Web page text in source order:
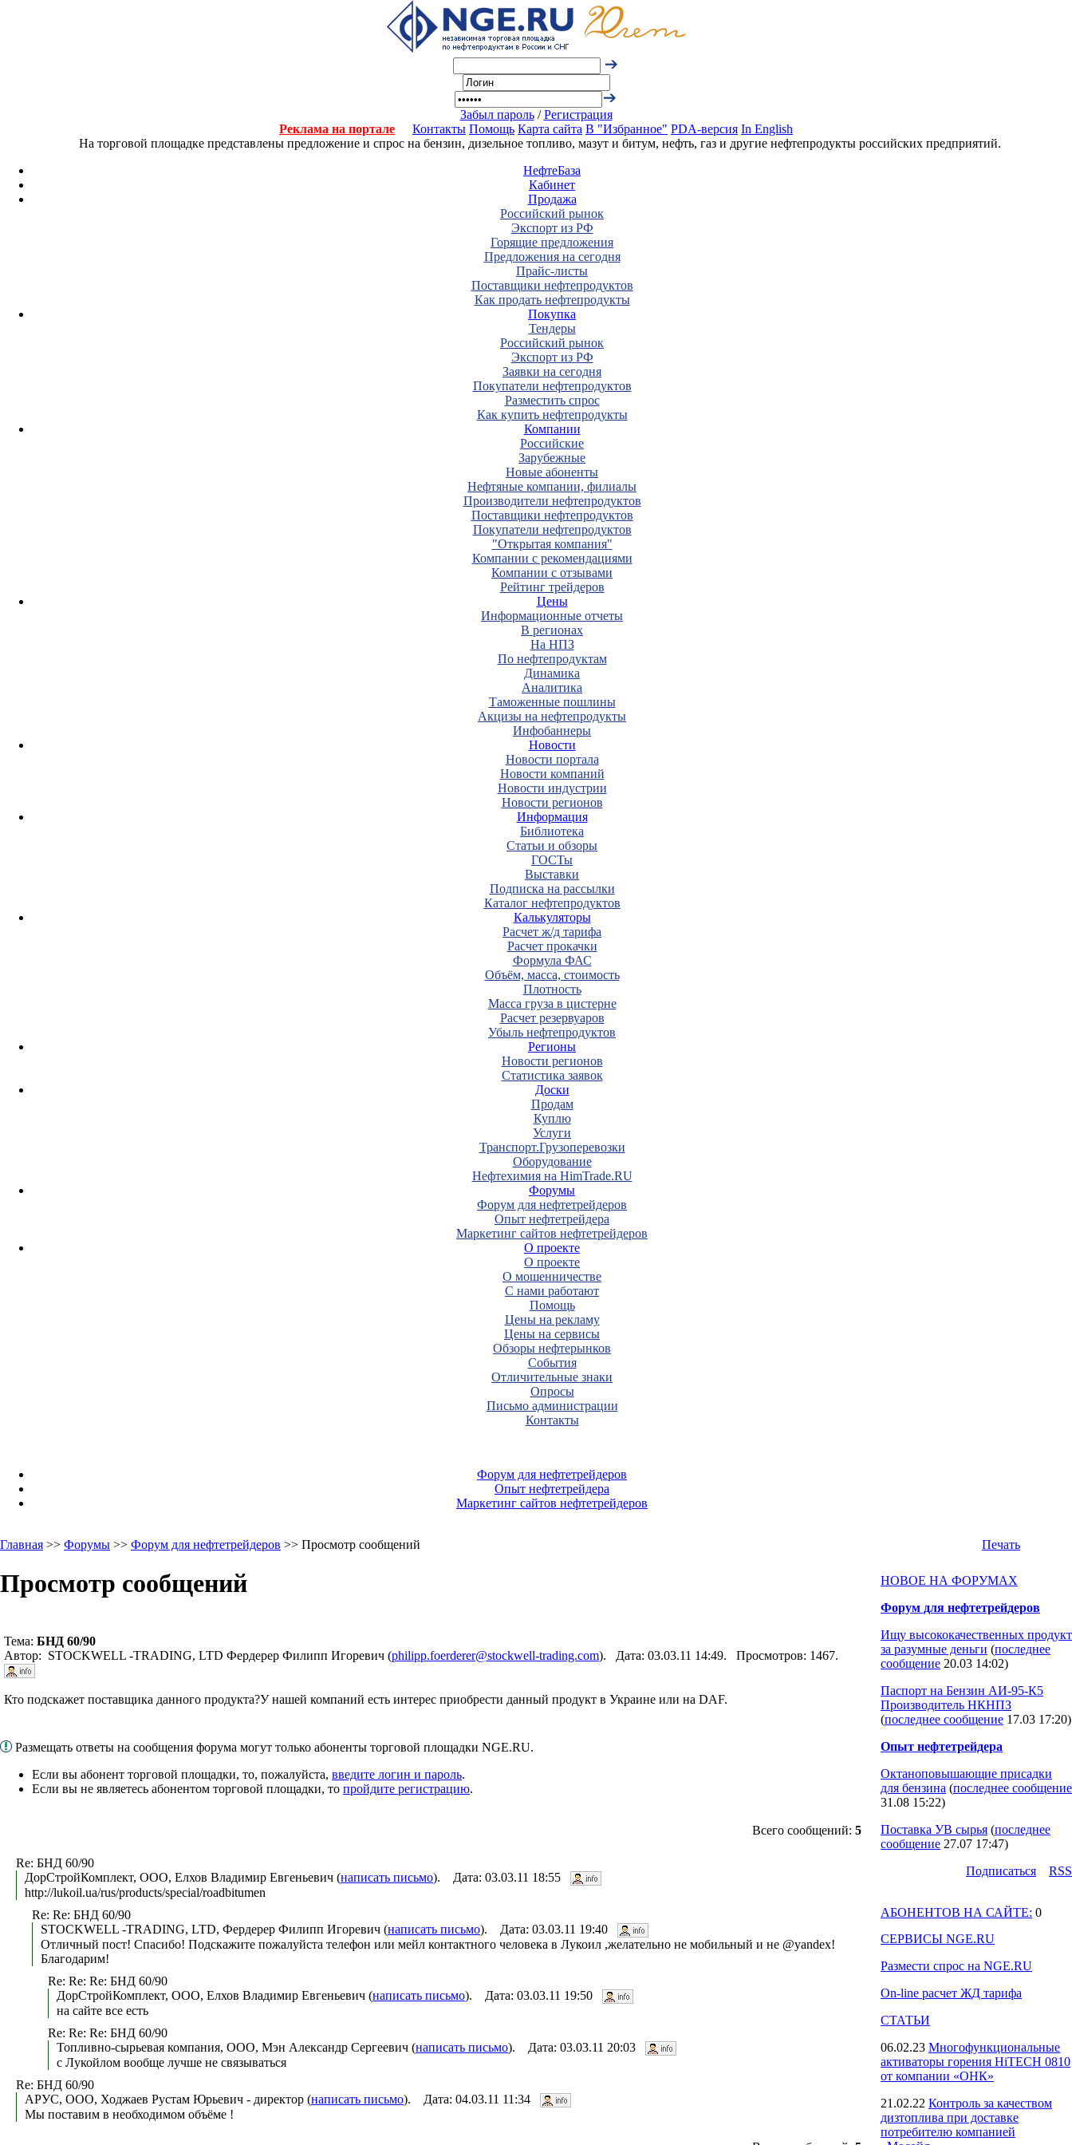
Забыл пароль/Регистрация
Реклама на портале
Контакты Помощь Карта сайта В "Избранное" PDA-версия In English
На торговой площадке представлены предложение и спрос на бензин, дизельное топливо, мазут и битум, нефть, газ и другие нефтепродукты российских предприятий.
НефтеБаза
Кабинет
Продажа
Российский рынок
Экспорт из РФ
Горящие предложения
Предложения на сегодня
Прайс-листы
Поставщики нефтепродуктов
Как продать нефтепродукты
Покупка
Тендеры
Российский рынок
Экспорт из РФ
Заявки на сегодня
Покупатели нефтепродуктов
Разместить спрос
Как купить нефтепродукты
Компании
Российские
Зарубежные
Новые абоненты
Нефтяные компании, филиалы
Производители нефтепродуктов
Поставщики нефтепродуктов
Покупатели нефтепродуктов
"Открытая компания"
Компании с рекомендациями
Компании с отзывами
Рейтинг трейдеров
Цены
Информационные отчеты
В регионах
На НПЗ
По нефтепродуктам
Динамика
Аналитика
Таможенные пошлины
Акцизы на нефтепродукты
Инфобаннеры
Новости
Новости портала
Новости компаний
Новости индустрии
Новости регионов
Информация
Библиотека
Статьи и обзоры
ГОСТы
Выставки
Подписка на рассылки
Каталог нефтепродуктов
Калькуляторы
Расчет ж/д тарифа
Расчет прокачки
Формула ФАС
Объём, масса, стоимость
Плотность
Масса груза в цистерне
Расчет резервуаров
Убыль нефтепродуктов
Регионы
Новости регионов
Статистика заявок
Доски
Продам
Куплю
Услуги
Транспорт.Грузоперевозки
Оборудование
Нефтехимия на HimTrade.RU
Форумы
Форум для нефтетрейдеров
Опыт нефтетрейдера
Маркетинг сайтов нефтетрейдеров
О проекте
О проекте
О мошенничестве
С нами работают
Помощь
Цены на рекламу
Цены на сервисы
Обзоры нефтерынков
События
Отличительные знаки
Опросы
Письмо администрации
Контакты
Форум для нефтетрейдеров
Опыт нефтетрейдера
Маркетинг сайтов нефтетрейдеров
Главная >> Форумы >> Форум для нефтетрейдеров >> Просмотр сообщений Печать
Просмотр сообщений
Тема: БНД 60/90
Автор: STOCKWELL -TRADING, LTD Фердерер Филипп Игоревич (philipp.foerderer@stockwell-trading.com). Дата: 03.03.11 14:49. Просмотров: 1467.
Кто подскажет поставщика данного продукта?У нашей компаний есть интерес приобрести данный продукт в Украине или на DAF.
Размещать ответы на сообщения форума могут только абоненты торговой площадки NGE.RU.
Если вы абонент торговой площадки, то, пожалуйста, введите логин и пароль.
Если вы не являетесь абонентом торговой площадки, то пройдите регистрацию.
Всего сообщений: 5
Re: БНД 60/90
ДорСтройКомплект, ООО, Елхов Владимир Евгеньевич (написать письмо). Дата: 03.03.11 18:55
http://lukoil.ua/rus/products/special/roadbitumen
Re: Re: БНД 60/90
STOCKWELL -TRADING, LTD, Фердерер Филипп Игоревич (написать письмо). Дата: 03.03.11 19:40
Отличный пост! Спасибо! Подскажите пожалуйста телефон или мейл контактного человека в Лукоил ,желательно не мобильный и не @yandex!
Благодарим!
Re: Re: Re: БНД 60/90
ДорСтройКомплект, ООО, Елхов Владимир Евгеньевич (написать письмо). Дата: 03.03.11 19:50
на сайте все есть
Re: Re: Re: БНД 60/90
Топливно-сырьевая компания, ООО, Мэн Александр Сергеевич (написать письмо). Дата: 03.03.11 20:03
с Лукойлом вообще лучше не связываться
Re: БНД 60/90
АРУС, ООО, Ходжаев Рустам Юрьевич - директор (написать письмо). Дата: 04.03.11 11:34
Мы поставим в необходимом объёме !
НОВОЕ НА ФОРУМАХ
Форум для нефтетрейдеров
Ищу высококачественных продукт
за разумные деньги (последнее
сообщение 20.03 14:02)
Паспорт на Бензин АИ-95-К5
Производитель НКНПЗ
(последнее сообщение 17.03 17:20)
Опыт нефтетрейдера
Октаноповышающие присадки
для бензина (последнее сообщение
31.08 15:22)
Поставка УВ сырья (последнее
сообщение 27.07 17:47)
Подпиcаться
RSS
АБОНЕНТОВ НА САЙТЕ: 0
СЕРВИСЫ NGE.RU
Размести спрос на NGE.RU
On-line расчет ЖД тарифа
СТАТЬИ
06.02.23 Многофункциональные
активаторы горения HiTECH 0810
от компании «ОНК»
21.02.22 Контроль за качеством
дизтоплива при доставке
потребителю компанией